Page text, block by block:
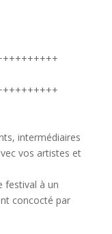
intermédiaires
vos artistes et
festival à un
concocté par